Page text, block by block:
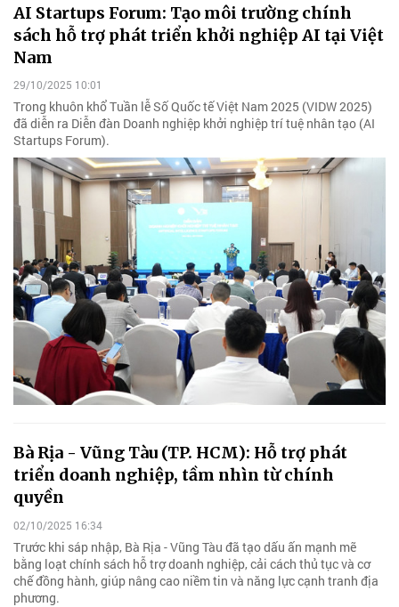
AI Startups Forum: Tạo môi trường chính
sách hỗ trợ phát triển khởi nghiệp AI tại Việt
Nam
29/10/2025 10:01
Trong khuôn khổ Tuần lễ Số Quốc tế Việt Nam 2025 (VIDW 2025)
đã diễn ra Diễn đàn Doanh nghiệp khởi nghiệp trí tuệ nhân tạo (AI
Startups Forum).
Bà Rịa - Vũng Tàu (TP. HCM): Hỗ trợ phát
triển doanh nghiệp, tầm nhìn từ chính
quyền
02/10/2025 16:34
Trước khi sáp nhập, Bà Rịa - Vũng Tàu đã tạo dấu ấn mạnh mẽ
bằng loạt chính sách hỗ trợ doanh nghiệp, cải cách thủ tục và cơ
chế đồng hành, giúp nâng cao niềm tin và năng lực cạnh tranh địa
phương.